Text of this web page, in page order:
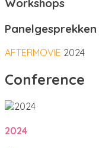
Workshops
Panelgesprekken
AFTERMOVIE 2024
Conference
2024